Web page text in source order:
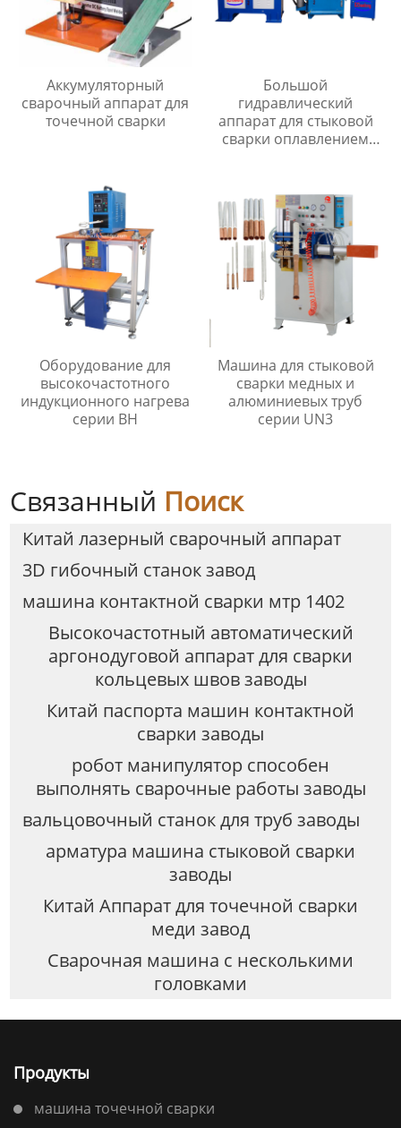
Аккумуляторный
сварочный аппарат для
точечной сварки
Большой
гидравлический
аппарат для стыковой
сварки оплавлением
Оборудование для
высокочастотного
индукционного нагрева
серии BH
Машина для стыковой
сварки медных и
алюминиевых труб
серии UN3
Связанный Поиск
Китай лазерный сварочный аппарат
3D гибочный станок завод
машина контактной сварки мтр 1402
Высокочастотный автоматический
аргонодуговой аппарат для сварки
кольцевых швов заводы
Китай паспорта машин контактной
сварки заводы
робот манипулятор способен
выполнять сварочные работы заводы
вальцовочный станок для труб заводы
арматура машина стыковой сварки
заводы
Китай Аппарат для точечной сварки
меди завод
Сварочная машина с несколькими
головками
Продукты
машина точечной сварки